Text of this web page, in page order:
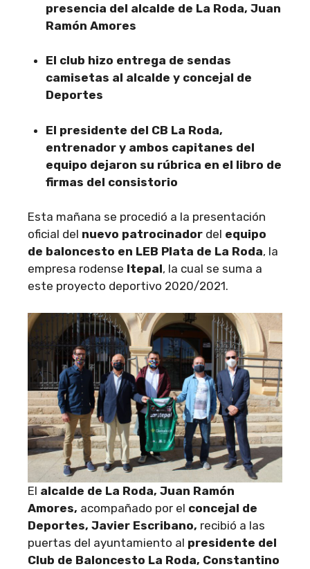
presencia del alcalde de La Roda, Juan
Ramón Amores
El club hizo entrega de sendas
camisetas al alcalde y concejal de
Deportes
El presidente del CB La Roda,
entrenador y ambos capitanes del
equipo dejaron su rúbrica en el libro de
firmas del consistorio
Esta mañana se procedió a la presentación
oficial del nuevo patrocinador del equipo
de baloncesto en LEB Plata de La Roda, la
empresa rodense Itepal, la cual se suma a
este proyecto deportivo 2020/2021.
El alcalde de La Roda, Juan Ramón
Amores, acompañado por el concejal de
Deportes, Javier Escribano, recibió a las
puertas del ayuntamiento al presidente del
Club de Baloncesto La Roda, Constantino